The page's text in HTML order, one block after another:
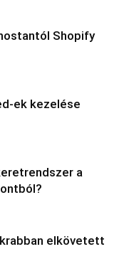
Shopify
ek kezelése
a
elkövetett